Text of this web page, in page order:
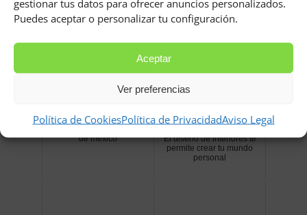
gestionar tus datos para ofrecer anuncios personalizados.
Puedes aceptar o personalizar tu configuración.
Aceptar
Ver preferencias
Política de CookiesPolítica de PrivacidadAviso Legal
de mexico
El diseño de interiores te
permite crear tu mundo
personal